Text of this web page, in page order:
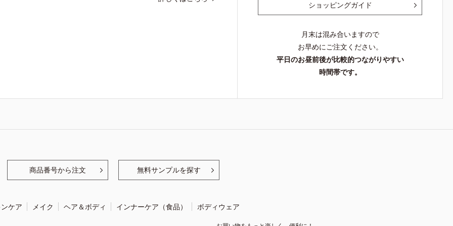
ショッピングガイド
月末は混み合いますので
お早めにご注文ください。
平日のお昼前後が比較的つながりやすい
時間帯です。
商品番号から注文 無料サンプルを探す
ケア メイク ヘア＆ボディ インナーケア（食品） ボディウェア